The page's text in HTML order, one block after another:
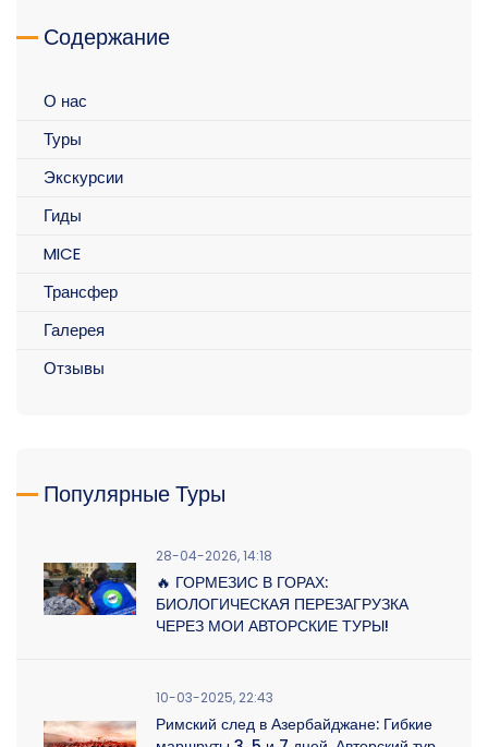
Содержание
О нас
Туры
Экскурсии
Гиды
MICE
Трансфер
Галерея
Отзывы
Популярные Туры
28-04-2026, 14:18
🔥 ГОРМЕЗИС В ГОРАХ:
БИОЛОГИЧЕСКАЯ ПЕРЕЗАГРУЗКА
ЧЕРЕЗ МОИ АВТОРСКИЕ ТУРЫ!
10-03-2025, 22:43
Римский след в Азербайджане: Гибкие